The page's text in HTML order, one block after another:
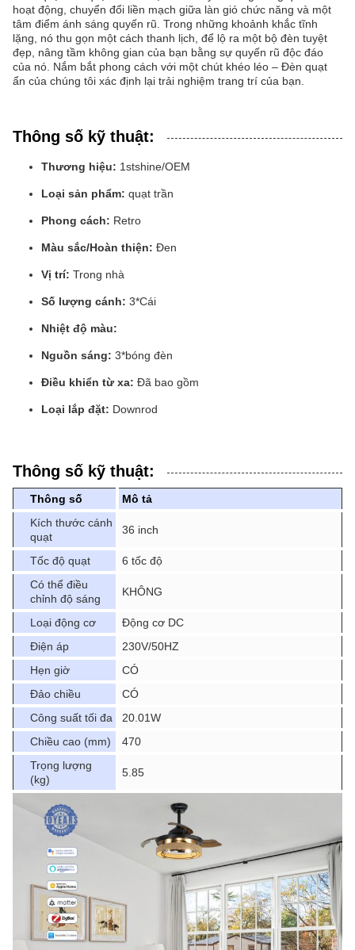
hoạt động, chuyển đổi liền mạch giữa làn gió chức năng và một
tâm điểm ánh sáng quyến rũ. Trong những khoảnh khắc tĩnh
lặng, nó thu gọn một cách thanh lịch, để lộ ra một bộ đèn tuyệt
đẹp, nâng tầm không gian của bạn bằng sự quyến rũ độc đáo
của nó. Nắm bắt phong cách với một chút khéo léo – Đèn quạt
ẩn của chúng tôi xác định lại trải nghiệm trang trí của bạn.
Thông số kỹ thuật:
Thương hiệu: 1stshine/OEM
Loại sản phẩm: quạt trần
Phong cách: Retro
Màu sắc/Hoàn thiện: Đen
Vị trí: Trong nhà
Số lượng cánh: 3*Cái
Nhiệt độ màu:
Nguồn sáng: 3*bóng đèn
Điều khiển từ xa: Đã bao gồm
Loại lắp đặt: Downrod
Thông số kỹ thuật:
Thông số
Mô tả
Kích thước cánh
quạt
36 inch
Tốc độ quạt
6 tốc độ
Có thể điều
chỉnh độ sáng
KHÔNG
Loại động cơ
Động cơ DC
Điện áp
230V/50HZ
Hẹn giờ
CÓ
Đảo chiều
CÓ
Công suất tối đa
20.01W
Chiều cao (mm)
470
Trọng lượng
(kg)
5.85